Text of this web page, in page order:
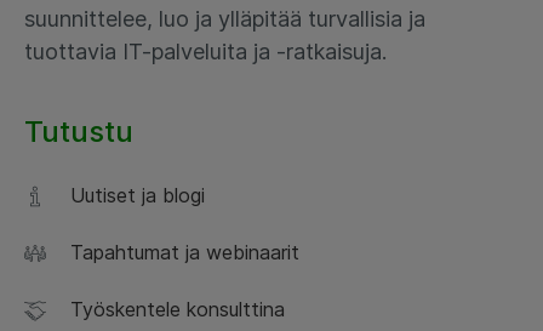
suunnittelee, luo ja ylläpitää turvallisia ja
tuottavia IT-palveluita ja -ratkaisuja.
Tutustu
Uutiset ja blogi
Tapahtumat ja webinaarit
Työskentele konsulttina